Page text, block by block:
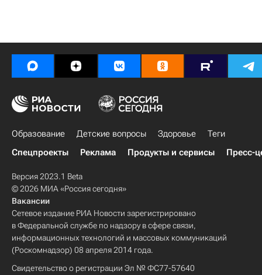
Образование Детские вопросы Здоровье
Теги
Спецпроекты
Реклама Продукты и сервисы Пресс-
Версия 2023.1 Beta
© 2026 МИА «Россия сегодня»
Вакансии
Сетевое издание РИА Новости зарегистрировано
в Федеральной службе по надзору в сфере связи,
информационных технологий и массовых коммуникаций
(Роскомнадзор) 08 апреля 2014 года.
Свидетельство о регистрации Эл № ФС77-57640